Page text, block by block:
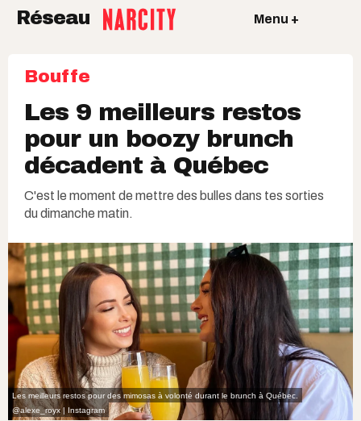
Réseau Menu +
Bouffe
Les 9 meilleurs restos
pour un boozy brunch
décadent à Québec
C'est le moment de mettre des bulles dans tes sorties
du dimanche matin.
Les meilleurs restos pour des mimosas à volonté durant le brunch à Québec.
@alexe_royx | Instagram